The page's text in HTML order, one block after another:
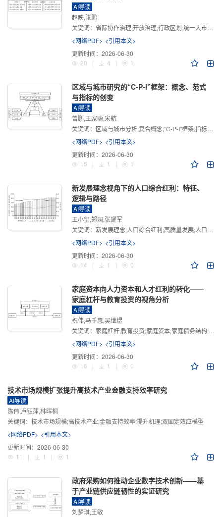
AI导读
赵映,张鹏
关键词： 省际协作治理;开放治理;行政区划;统一大市场;新发展格局
<网络PDF> <引用本文>
更新时间： 2026-06-30
20
| 4 | 1
区域与城市研究的“C-P-I”框架：概念、范式
与指标的创变
AI导读
曾鹏,王家聪,宋航
关键词： 区域与城市分析;复合概念;“C-P-I”框架;指标体系
<网络PDF> <引用本文>
更新时间： 2026-06-30
15
| 1 | 1
新发展理念视角下的人口综合红利：特征、
逻辑与路径
AI导读
王小玺,郑澜,张耀军
关键词： 新发展理念;人口综合红利;高质量发展;人口政策;中国式现代化
<网络PDF> <引用本文>
更新时间： 2026-06-30
14
| 1 | 0
家庭资本向人力资本和人才红利的转化——
家庭杠杆与教育投资的视角分析
AI导读
祝伟,马千惠,吴继煜
关键词： 家庭杠杆;教育投资;家庭资本;家庭债务结构;CHFS
<网络PDF> <引用本文>
更新时间： 2026-06-30
16
| 1 | 0
技术市场规模扩张提升高技术产业金融支持效率研究
AI导读
陈伟,卢钰萍,林晖桐
关键词： 技术市场规模;高技术产业;金融支持效率;提升机理;双固定效应模型
<网络PDF> <引用本文>
更新时间： 2026-06-30
11
| 1 | 1
政府采购如何推动企业数字技术创新——基
于产业链供应链韧性的实证研究
AI导读
刘梦琪,王敏